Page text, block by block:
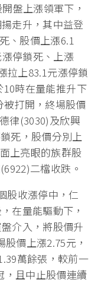
盤上漲領軍下，
走升，其中益登
、股價上漲6.1
停鎖死、上漲
拉上83.1元漲停鎖
時在量能推升下
被打開，終場股價
律(3030)及欣興
死，股價分別上
上亮眼的族群股
二檔收跌。
股收漲停中，仁
在量能驅動下，
介入，將股價升
價上漲2.75元，
萬餘張，較前一
，且中止股價連續